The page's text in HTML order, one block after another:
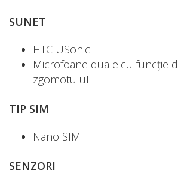
SUNET
HTC USonic
Microfoane duale cu funcție
zgomotuluI
TIP SIM
Nano SIM
SENZORI